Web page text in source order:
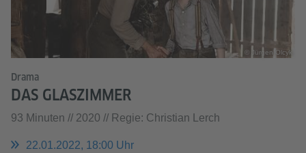
© Jürgen Olcyk
Drama
DAS GLASZIMMER
93 Minuten // 2020 // Regie: Christian Lerch
22.01.2022, 18:00 Uhr